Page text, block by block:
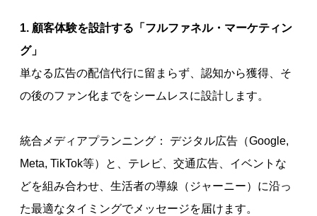
1. 顧客体験を設計する「フルファネル・マーケティン
グ」
単なる広告の配信代行に留まらず、認知から獲得、そ
の後のファン化までをシームレスに設計します。
統合メディアプランニング： デジタル広告（Google,
Meta, TikTok等）と、テレビ、交通広告、イベントな
どを組み合わせ、生活者の導線（ジャーニー）に沿っ
た最適なタイミングでメッセージを届けます。